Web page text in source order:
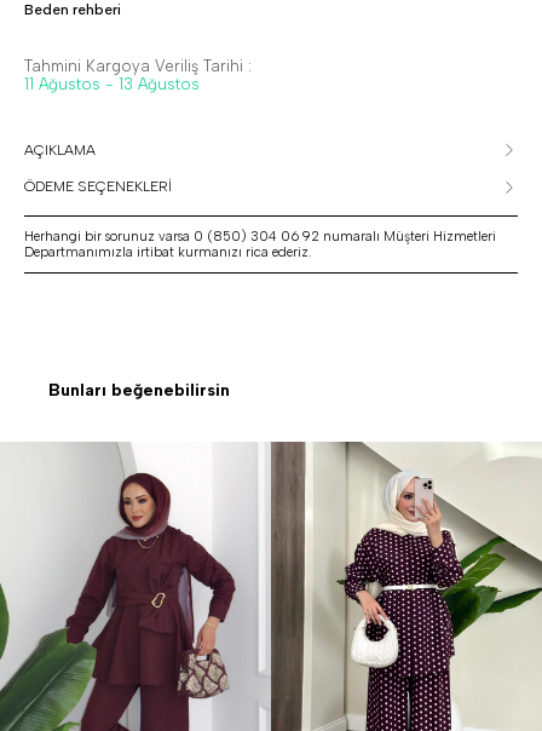
Beden rehberi
Tahmini Kargoya Veriliş Tarihi :
11 Ağustos - 13 Ağustos
AÇIKLAMA
ÖDEME SEÇENEKLERİ
Herhangi bir sorunuz varsa 0 (850) 304 06 92 numaralı Müşteri Hizmetleri
Departmanımızla irtibat kurmanızı rica ederiz.
Bunları beğenebilirsin